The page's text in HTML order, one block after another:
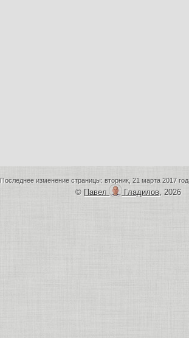
Последнее изменение страницы: вторник, 21 марта 2017
© Павел Гладилов, 2026